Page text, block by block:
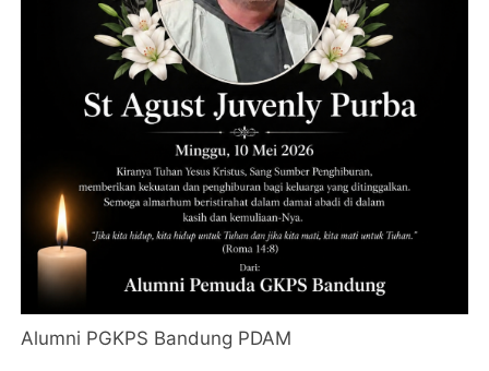
Alumni PGKPS Bandung PDAM